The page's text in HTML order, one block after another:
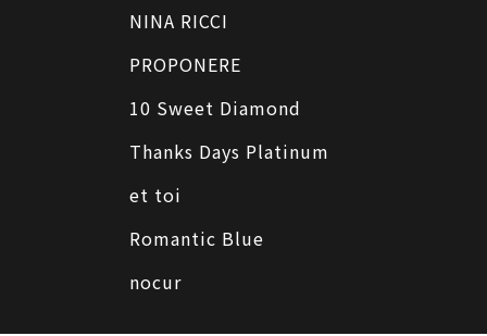
NINA RICCI
PROPONERE
10 Sweet Diamond
Thanks Days Platinum
et toi
Romantic Blue
nocur